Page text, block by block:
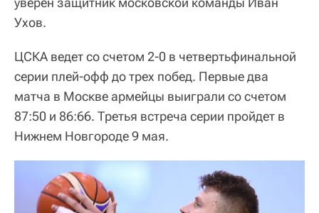
Ухов.
ЦСКА ведет со счетом 2-0 в четвертьфинальной
серии плей-офф до трех побед. Первые два
матча в Москве армейцы выиграли со счетом
87:50 и 86:66. Третья встреча серии пройдет в
Нижнем Новгороде 9 мая.